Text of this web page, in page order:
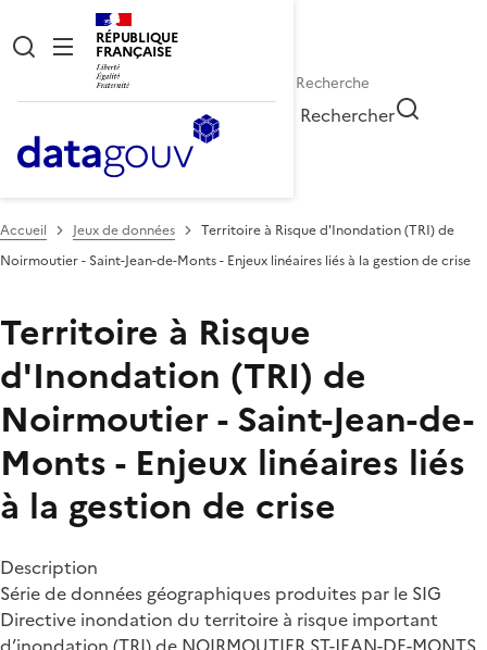
RÉPUBLIQUE
FRANÇAISE
Rechercher
Accueil Jeux de données
Territoire à Risque d'Inondation (TRI) de
Noirmoutier - Saint-Jean-de-Monts - Enjeux linéaires liés à la gestion de crise
Territoire à Risque
d'Inondation (TRI) de
Noirmoutier - Saint-Jean-de-
Monts - Enjeux linéaires liés
à la gestion de crise
Description
Série de données géographiques produites par le SIG
Directive inondation du territoire à risque important